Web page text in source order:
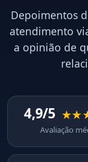
Depoimentos
atendimento
a opinião de
4,9/5
Avaliação